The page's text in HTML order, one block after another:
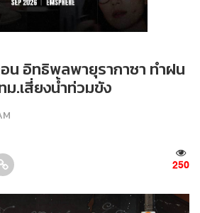
น อิทธิพลพายุรากาซา ทำฝน
.เสี่ยงน้ำท่วมขัง
250